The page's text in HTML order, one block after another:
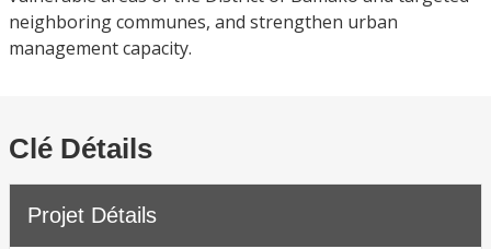
neighboring communes, and strengthen urban
management capacity.
Clé Détails
Projet Détails